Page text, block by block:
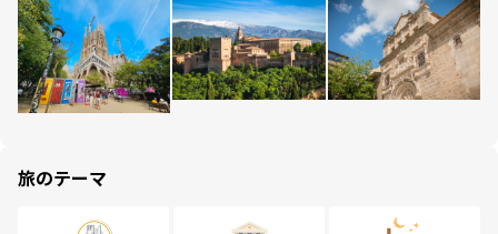
旅のテーマ